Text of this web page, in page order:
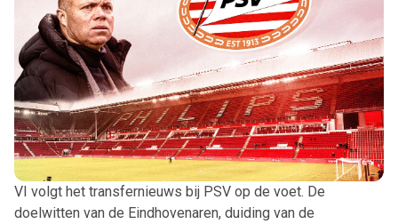
VI volgt het transfernieuws bij PSV op de voet. De
doelwitten van de Eindhovenaren, duiding van de